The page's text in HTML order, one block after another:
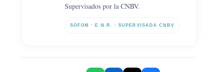
Supervisados por la CNBV.
SOFOM · E.N.R. · SUPERVISADA CNBV